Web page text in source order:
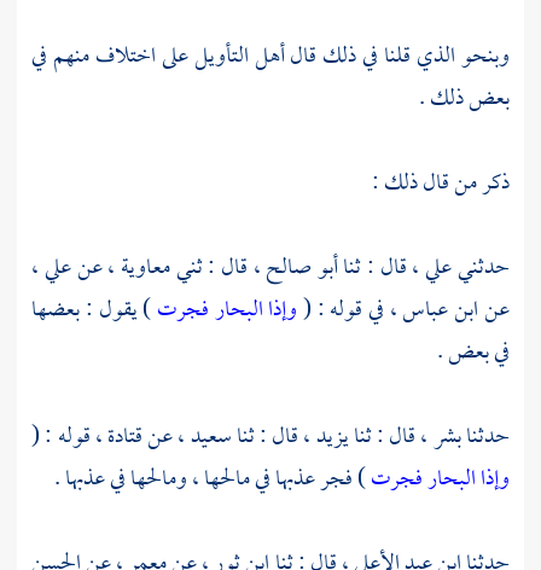
وبنحو الذي قلنا في ذلك قال أهل التأويل على اختلاف منهم في
بعض ذلك .
ذكر من قال ذلك :
حدثنيعلي ،قال : ثناأبو صالح ،قال : ثنيمعاوية ،عنعلي ،
عنابن عباس ،في قوله : (وإذا البحار فجرت) يقول : بعضها
في بعض .
حدثنابشر ،قال : ثنايزيد ،قال : ثناسعيد ،عنقتادة ،قوله : (
وإذا البحار فجرت) فجر عذبها في مالحها ، ومالحها في عذبها .